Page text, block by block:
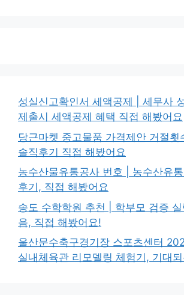
성실신고확인서 세액공제 | 세무사
제출시 세액공제 혜택 직접 해봤어요
당근마켓 중고물품 가격제안 거절횟
솔직후기 직접 해봤어요
농수산물유통공사 번호 | 농수산유
후기, 직접 해봤어요
송도 수학학원 추천 | 학부모 검증
음, 직접 해봤어요!
울산문수축구경기장 스포츠센터
실내체육관 리모델링 체험기, 기대